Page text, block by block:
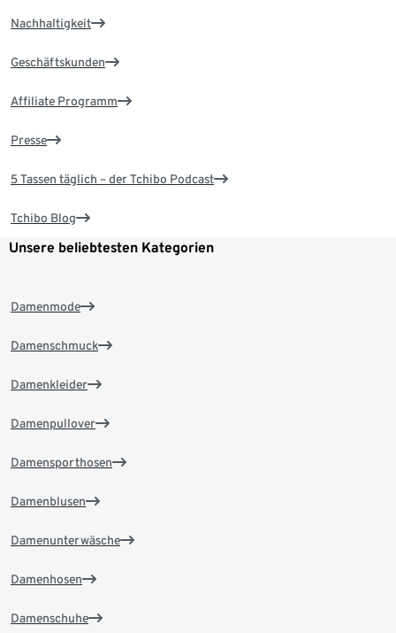
Nachhaltigkeit
Geschäftskunden
Affiliate Programm
Presse
5 Tassen täglich – der Tchibo Podcast
Tchibo Blog
Unsere beliebtesten Kategorien
Damenmode
Damenschmuck
Damenkleider
Damenpullover
Damensporthosen
Damenblusen
Damenunterwäsche
Damenhosen
Damenschuhe